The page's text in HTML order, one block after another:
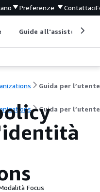
Preferenze Contattaci
Guide all'assistenza
Guida per l’utente
Guida per l’utente
Focus